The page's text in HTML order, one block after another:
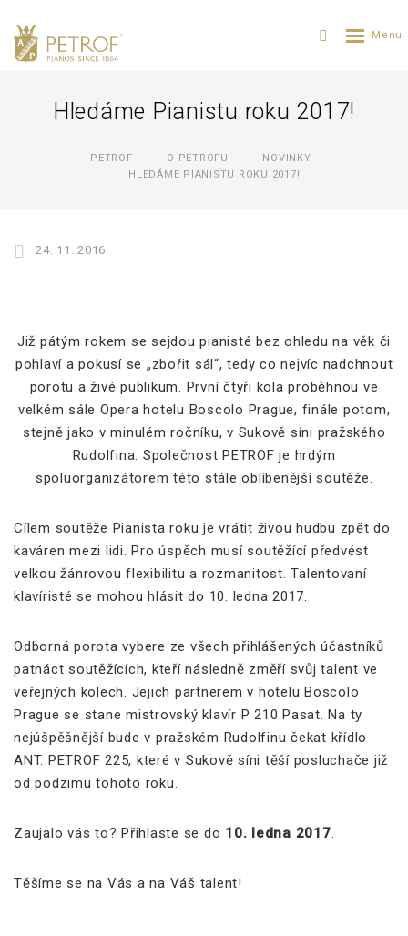
Hledáme Pianistu roku 2017!
PETROF O PETROFU
NOVINKY
HLEDÁME PIANISTU ROKU 2017!
24. 11. 2016
Již pátým rokem se sejdou pianisté bez ohledu na věk či
pohlaví a pokusí se „zbořit sál“, tedy co nejvíc nadchnout
porotu a živé publikum. První čtyři kola proběhnou ve
velkém sále Opera hotelu Boscolo Prague, finále potom,
stejně jako v minulém ročníku, v Sukově síni pražského
Rudolfina. Společnost PETROF je hrdým
spoluorganizátorem této stále oblíbenější soutěže.
Cílem soutěže Pianista roku je vrátit živou hudbu zpět do
kaváren mezi lidi. Pro úspěch musí soutěžící předvést
velkou žánrovou flexibilitu a rozmanitost. Talentovaní
klavíristé se mohou hlásit do 10. ledna 2017.
Odborná porota vybere ze všech přihlášených účastníků
patnáct soutěžících, kteří následně změří svůj talent ve
veřejných kolech. Jejich partnerem v hotelu Boscolo
Prague se stane mistrovský klavír P 210 Pasat. Na ty
nejúšpěšnější bude v pražském Rudolfinu čekat křídlo
ANT. PETROF 225, které v Sukově síni těší posluchače již
od podzimu tohoto roku.
Zaujalo vás to? Přihlaste se do 10. ledna 2017.
Těšíme se na Vás a na Váš talent!